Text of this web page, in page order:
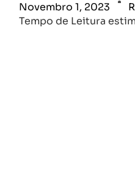
Novembro 1, 2023
Tempo de Leitura